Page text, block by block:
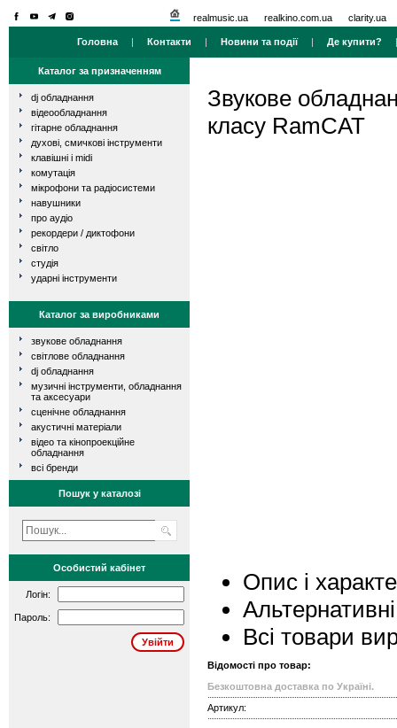
realmusic.ua realkino.com.ua clarity.ua
Головна | Контакти | Новини та події| Де купити?
Каталог за призначенням
dj обладнання
відеообладнання
гітарне обладнання
духові, смичкові інструменти
клавішні і midi
комутація
мікрофони та радіосистеми
навушники
про аудіо
рекордери / диктофони
світло
студія
ударні інструменти
Каталог за виробниками
звукове обладнання
світлове обладнання
dj обладнання
музичні інструменти, обладнання
та аксесуари
сценічне обладнання
акустичні матеріали
відео та кінопроекційне
обладнання
всі бренди
Пошук у каталозі
Особистий кабінет
Логін:
Пароль:
Звукове
класу RamCAT
Опис і
Всі товари
Відомості про товар:
Безкоштовна доставка по Україні.
Артикул: